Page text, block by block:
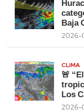
Baja
2026-
CLIMA
🚨
Los
2026-